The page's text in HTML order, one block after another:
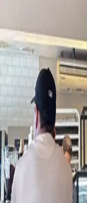
Aqui no Kafex,
pena para explorar o
opções que vão
Se você está em
LeDue Padaria
roteiro.
Informações
Avenida Aurora
Patrimonio de São
@leduepadaria